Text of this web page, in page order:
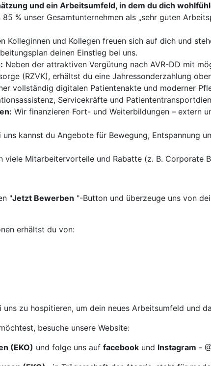
und ein Arbeitsumfeld, in dem du dich
% unser Gesamtunternehmen als „sehr guten
Kolleginnen und Kollegen freuen sich auf dich und
deinen Einstieg bei uns.
Neben der attraktiven Vergütung nach AVR-DD mit
(RZVK), erhältst du eine Jahressonderzahlung
vollständig digitalen Patientenakte und moderner
Servicekräfte und
Wir finanzieren Fort- und Weiterbildungen – extern
uns kannst du Angebote für Bewegung, Entspannung
viele Mitarbeitervorteile und Rabatte (z. B. Corporate
"Jetzt Bewerben "-Button und überzeuge uns von
erhältst du von:
zu hospitieren, um dein neues Arbeitsumfeld und
besuche unsere Website:
(EKO) und folge uns auf facebook und Instagram -